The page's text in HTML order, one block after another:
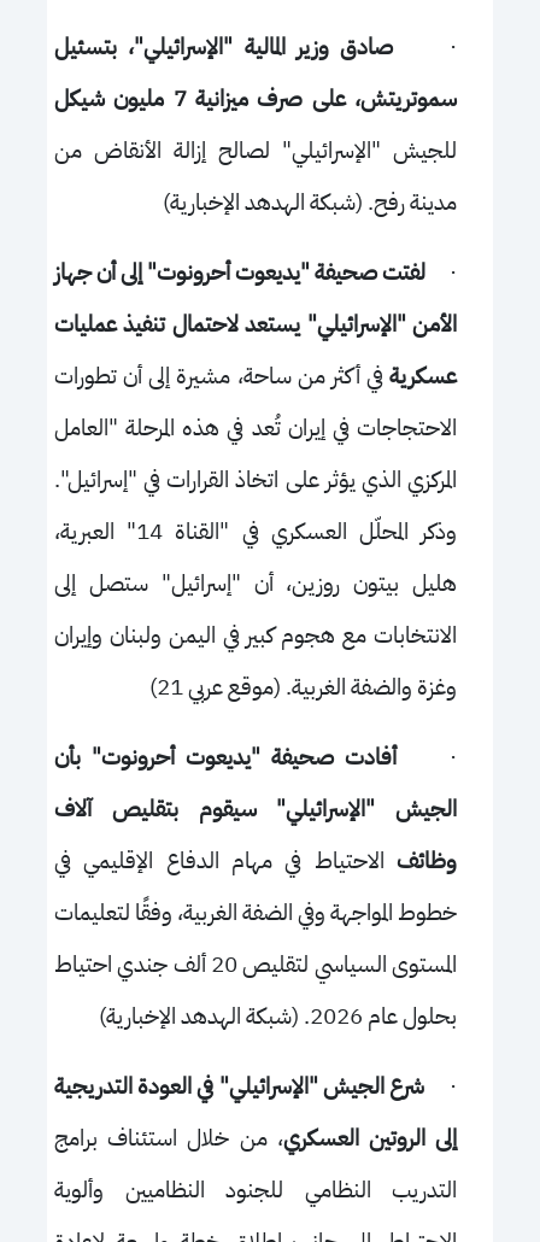
·صادق وزير المالية "الإسرائيلي"، بتسئيل
سموتريتش، على صرف ميزانية 7 مليون شيكل
للجيش "الإسرائيلي" لصالح إزالة الأنقاض من
مدينة رفح. (شبكة الهدهد الإخبارية)
· لفتت صحيفة "يديعوت أحرونوت" إلى أن جهاز
الأمن "الإسرائيلي" يستعد لاحتمال تنفيذ عمليات
عسكريةفي أكثر من ساحة، مشيرة إلى أن تطورات
الاحتجاجات في إيران تُعد في هذه المرحلة "العامل
المركزي الذي يؤثر على اتخاذ القرارات في "إسرائيل".
وذكر المحلّل العسكري في "القناة 14" العبرية،
هليل بيتون روزين، أن "إسرائيل" ستصل إلى
الانتخابات مع هجوم كبير في اليمن ولبنان وإيران
وغزة والضفة الغربية. (موقع عربي 21)
·أفادت صحيفة "يديعوت أحرونوت" بأن
الجيش "الإسرائيلي" سيقوم بتقليص آلاف
وظائف الاحتياط في مهام الدفاع الإقليمي في
خطوط المواجهة وفي الضفة الغربية، وفقًا لتعليمات
المستوى السياسي لتقليص 20 ألف جندي احتياط
بحلول عام 2026. (شبكة الهدهد الإخبارية)
· شرع الجيش "الإسرائيلي" في العودة التدريجية
إلى الروتين العسكري، من خلال استئناف برامج
التدريب النظامي للجنود النظاميين وألوية